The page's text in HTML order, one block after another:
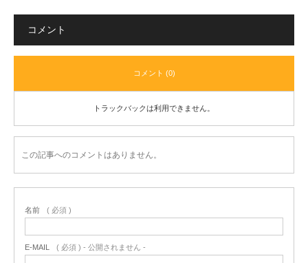
コメント
コメント (0)
トラックバックは利用できません。
この記事へのコメントはありません。
名前 ( 必須 )
E-MAIL ( 必須 ) - 公開されません -